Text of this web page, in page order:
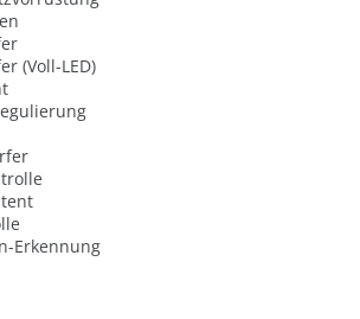
(Voll-LED)
Erkennung